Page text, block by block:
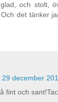
och stolt,
det tänker
29 december
fint och